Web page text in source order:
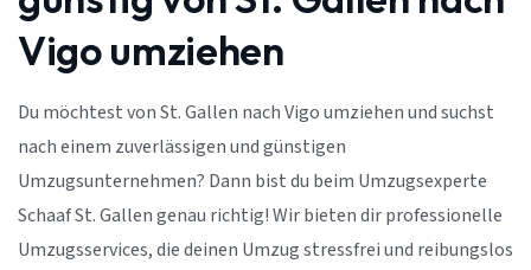
Vigo umziehen
Du möchtest von St. Gallen nach Vigo umziehen und suchst
nach einem zuverlässigen und günstigen
Umzugsunternehmen? Dann bist du beim Umzugsexperte
Schaaf St. Gallen genau richtig! Wir bieten dir professionelle
Umzugsservices, die deinen Umzug stressfrei und reibungslos